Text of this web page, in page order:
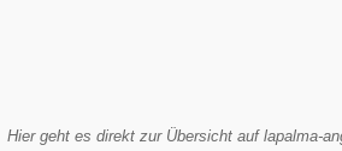
Hier geht es direkt zur Übersicht auf lapalma-